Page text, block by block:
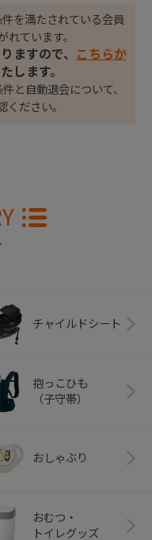
を満たされている会員
れています。
ますので、
こちらか
します。
と自動退会について、
ください。
チャイルドシート
抱っこひも
（子守帯）
おしゃぶり
おむつ・
トイレグッズ